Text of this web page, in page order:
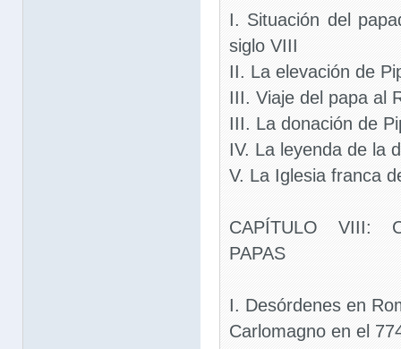
I. Situación del
siglo VIII
II. La elevación de
III. Viaje del papa al
III. La donación de
IV. La leyenda de la
V. La Iglesia franca
CAPÍTULO VIII:
PAPAS
I. Desórdenes en
Carlomagno en el